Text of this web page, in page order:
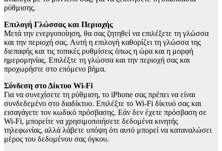
ρύθμισης.
Επιλογή Γλώσσας και Περιοχής
Μετά την ενεργοποίηση, θα σας ζητηθεί να επιλέξετε τη γλώσσα
και την περιοχή σας. Αυτή η επιλογή καθορίζει τη γλώσσα της
διεπαφής και τις τοπικές ρυθμίσεις όπως η ώρα και η μορφή
ημερομηνίας. Επιλέξτε τη γλώσσα και την περιοχή σας και
προχωρήστε στο επόμενο βήμα.
Σύνδεση στο Δίκτυο Wi-Fi
Για να συνεχίσετε τη ρύθμιση, το iPhone σας πρέπει να είναι
συνδεδεμένο στο διαδίκτυο. Επιλέξτε το Wi-Fi δίκτυό σας και
εισαγάγετε τον κωδικό πρόσβασης. Εάν δεν έχετε πρόσβαση σε
Wi-Fi, μπορείτε να χρησιμοποιήσετε δεδομένα κινητής
τηλεφωνίας, αλλά λάβετε υπόψη ότι αυτό μπορεί να καταναλώσει
μέρος του δεδομένου σας όγκου.